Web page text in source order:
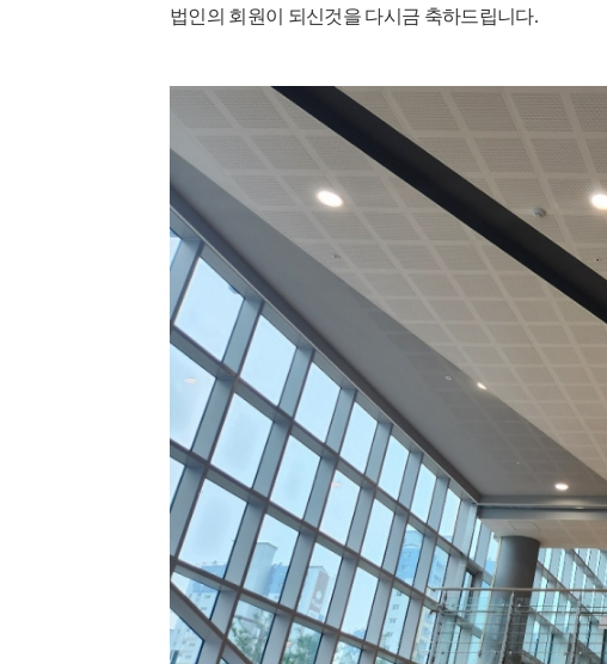
법인의 회원이 되신것을 다시금 축하드립니다.